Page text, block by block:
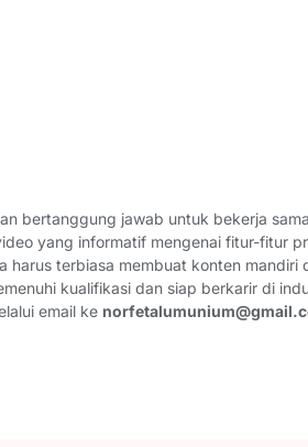
bertanggung jawab untuk bekerja
yang informatif mengenai fitur-fitur
harus terbiasa membuat konten mandiri
kualifikasi dan siap berkarir di
email ke